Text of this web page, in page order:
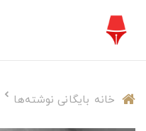
خانه بایگانی نوشته‌ها